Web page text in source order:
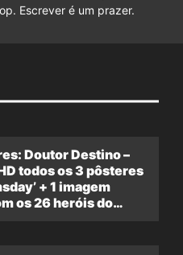
Escrever é um prazer.
Doutor Destino –
todos os 3 pôsteres
+ 1 imagem
os 26 heróis do